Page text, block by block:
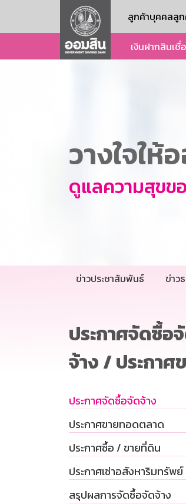
ลูกค้าบุคคลลู
เงินฝากสินเชื่อ
วางใจให้
ดูแลความสุข
ข่าวประชาสัมพันธ์ ข่าว
ประกาศจัดซื้อ
จ้าง / ประกาศ
ประกาศจัดซื้อจัดจ้าง
ประกาศขายทอดตลาด
ประกาศซื้อ / ขายที่ดิน
ประกาศเช่าอสังหาริมทรัพย์
สรุปผลการจัดซื้อจัดจ้าง